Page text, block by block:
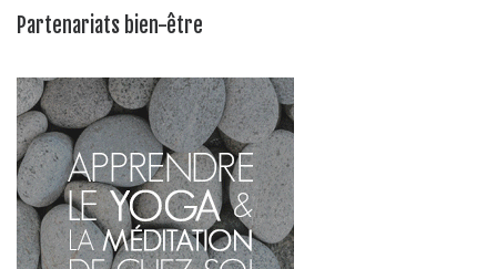
Partenariats bien-être